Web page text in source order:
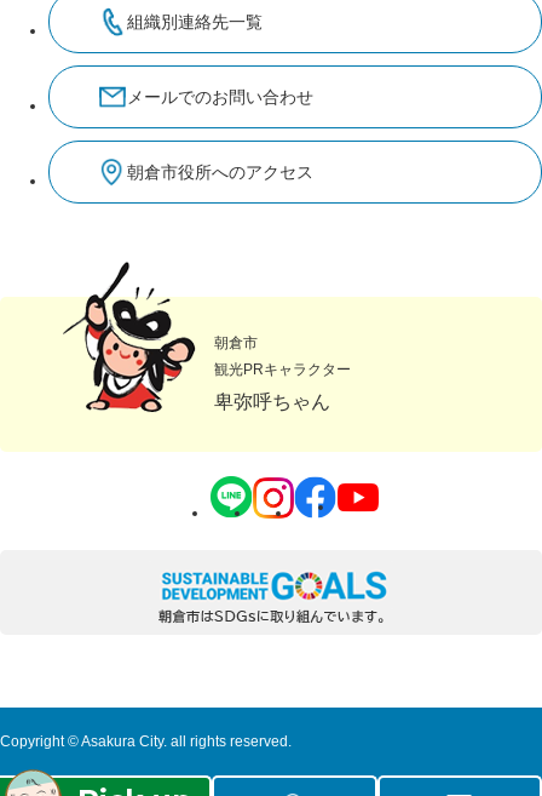
組織別連絡先一覧
メールでのお問い合わせ
朝倉市役所へのアクセス
朝倉市
観光PRキャラクター
卑弥呼ちゃん
Copyright © Asakura City. all rights reserved.